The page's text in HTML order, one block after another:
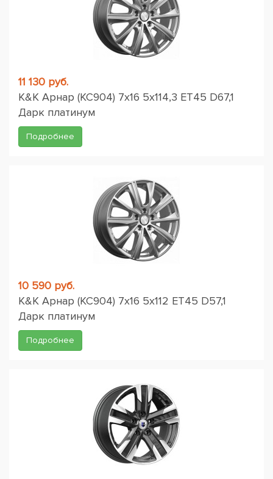
11 130 руб.
K&K Арнар (КС904) 7x16 5x114,3 ET45 D67,1
Дарк платинум
Подробнее
10 590 руб.
K&K Арнар (КС904) 7x16 5x112 ET45 D57,1
Дарк платинум
Подробнее